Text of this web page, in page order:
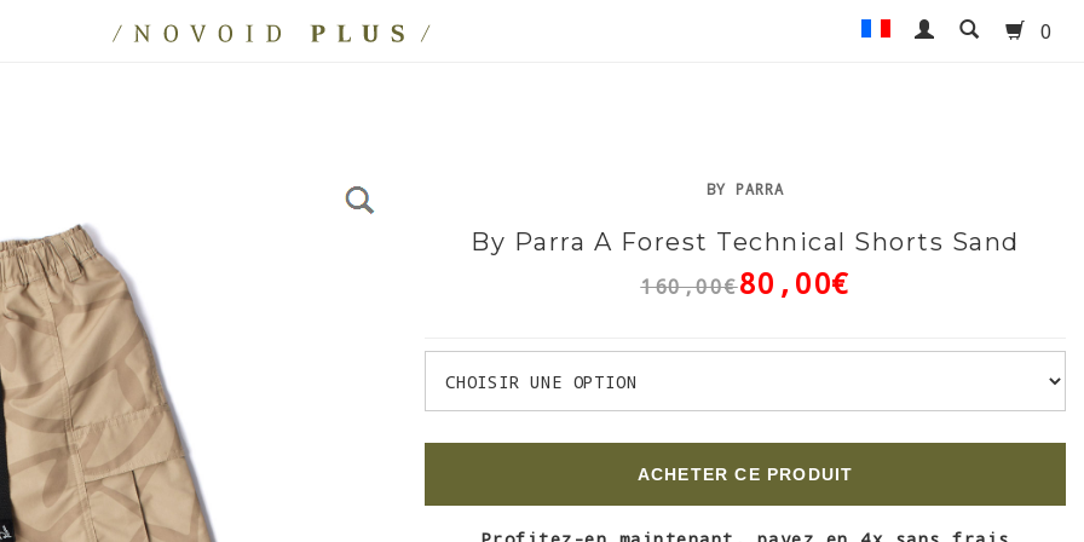
0
BY PARRA
By Parra A Forest Technical Shorts Sand
160,00€80,00€
ACHETER CE PRODUIT